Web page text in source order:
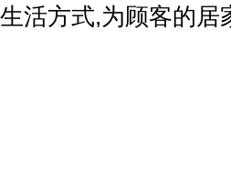
生活方式,为顾客的居